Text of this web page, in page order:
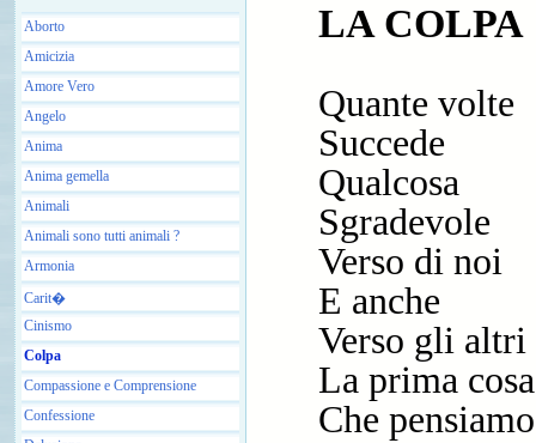
Aborto
Amicizia
Amore Vero
Angelo
Anima
Anima gemella
Animali
Animali sono tutti animali ?
Armonia
Carit�
Cinismo
Colpa
Compassione e Comprensione
Confessione
LA COLPA
Quante volte
Succede
Qualcosa
Sgradevole
Verso di noi
E anche
Verso gli altri
La prima cosa
Che pensiamo